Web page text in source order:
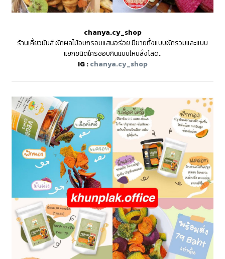
chanya.cy_shop
ร้านเคี้ยวมันส์ ผักผลไม้อบกรอบแสนอร่อย มีขายทั้งแบบผักรวมและแบบ
แยกชนิดใครชอบกินแบบไหนสั่งโลด..
IG :chanya.cy_shop